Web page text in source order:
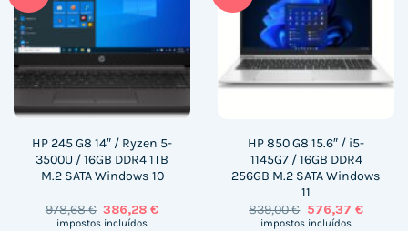
HP 245 G8 14″ / Ryzen 5-
3500U / 16GB DDR4 1TB
M.2 SATA Windows 10
978,68€ O
preço
386,28€O
impostos incluídos
HP 850 G8 15.6″ / i5-
1145G7 / 16GB DDR4
256GB M.2 SATA Windows
11
839,00€ O
preço
576,37 €O
impostos incluídos